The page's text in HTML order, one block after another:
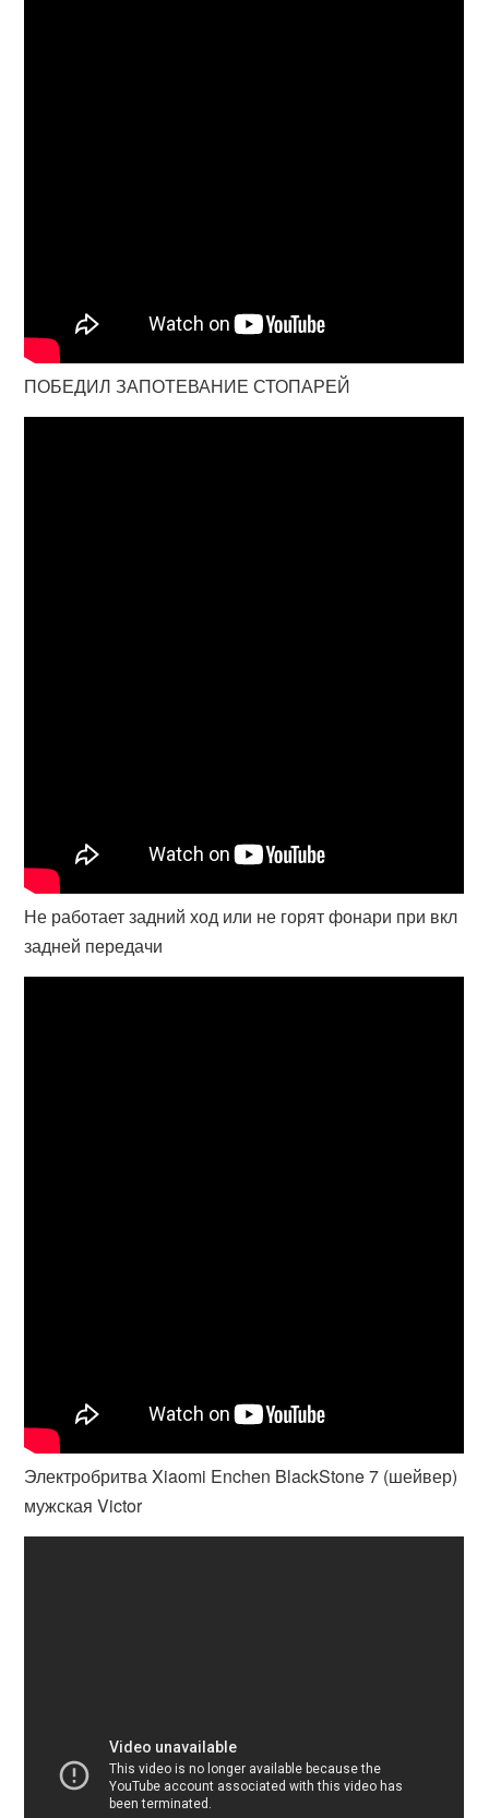
ПОБЕДИЛ ЗАПОТЕВАНИЕ СТОПАРЕЙ
Не работает задний ход или не горят фонари при вкл
задней передачи
Электробритва Xiaomi Enchen BlackStone 7 (шейвер)
мужская Victor